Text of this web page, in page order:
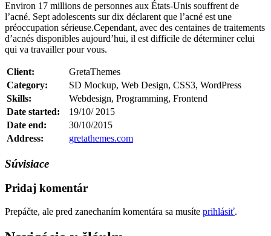
Environ 17 millions de personnes aux États-Unis souffrent de
l’acné. Sept adolescents sur dix déclarent que l’acné est une
préoccupation sérieuse.Cependant, avec des centaines de traitements
d’acnés disponibles aujourd’hui, il est difficile de déterminer celui
qui va travailler pour vous.
Client:
GretaThemes
Category:
SD Mockup, Web Design, CSS3, WordPress
Skills:
Webdesign, Programming, Frontend
Date started:
19/10/ 2015
Date end:
30/10/2015
Address:
gretathemes.com
Súvisiace
Pridaj komentár
Prepáčte, ale pred zanechaním komentára sa musíte prihlásiť.